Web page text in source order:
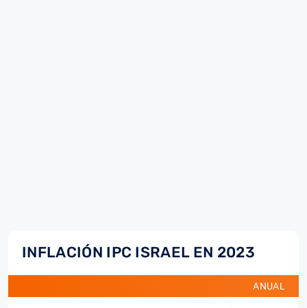
INFLACIÓN IPC ISRAEL EN 2023
ANUAL